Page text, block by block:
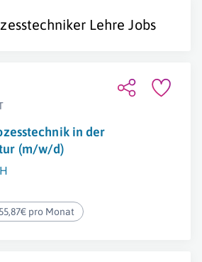
Lehre Jobs
in der
(m/w/d)
pro Monat